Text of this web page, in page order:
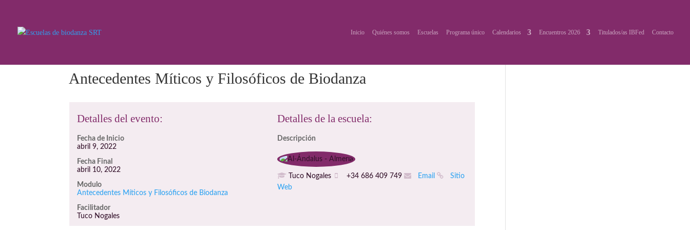
Inicio Quiénes somos Escuelas Programa único Calendarios Encuentros 2026 Titulados/as IBFed Contacto
Antecedentes Míticos y Filosóficos de Biodanza
Detalles del evento:
Fecha de Inicio
abril 9, 2022
Fecha Final
abril 10, 2022
Modulo
Antecedentes Míticos y Filosóficos de Biodanza
Facilitador
Tuco Nogales
Detalles de la escuela:
Descripción
Tuco Nogales +34 686 409 749 Email
Sitio
Web